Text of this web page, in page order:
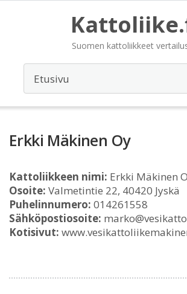
Suomen kattoliikkeet
Erkki Mäkinen Oy
Kattoliikkeen nimi: Erkki Mäkinen
Osoite: Valmetintie 22, 40420 Jyskä
Puhelinnumero: 014261558
Sähköpostiosoite:
Kotisivut: